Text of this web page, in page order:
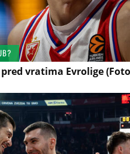
vratima Evrolige